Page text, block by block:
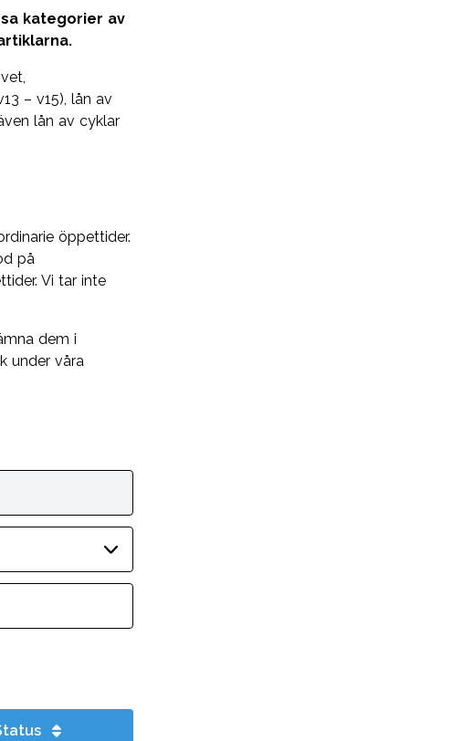
kategorier av
– v15), lån av
lån av cyklar
öppettider.
på
Vi tar inte
dem i
under våra